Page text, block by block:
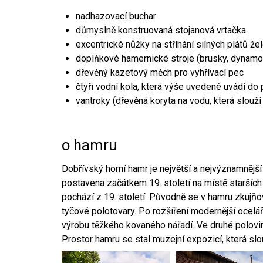
nadhazovací buchar
důmyslně konstruovaná stojanová vrtačka
excentrické nůžky na stříhání silných plátů
doplňkové hamernické stroje (brusky,
dřevěný kazetový měch pro vyhřívací pec
čtyři vodní kola, která výše uvedené uvádí do
vantroky (dřevěná koryta na vodu, která
o hamru
Dobřívský horní hamr je největší a
postavena začátkem 19. století na místě
pochází z 19. století. Původně se v hamru
tyčové polotovary. Po rozšíření modernější
výrobu těžkého kovaného nářadí. Ve druhé
Prostor hamru se stal muzejní expozicí, která